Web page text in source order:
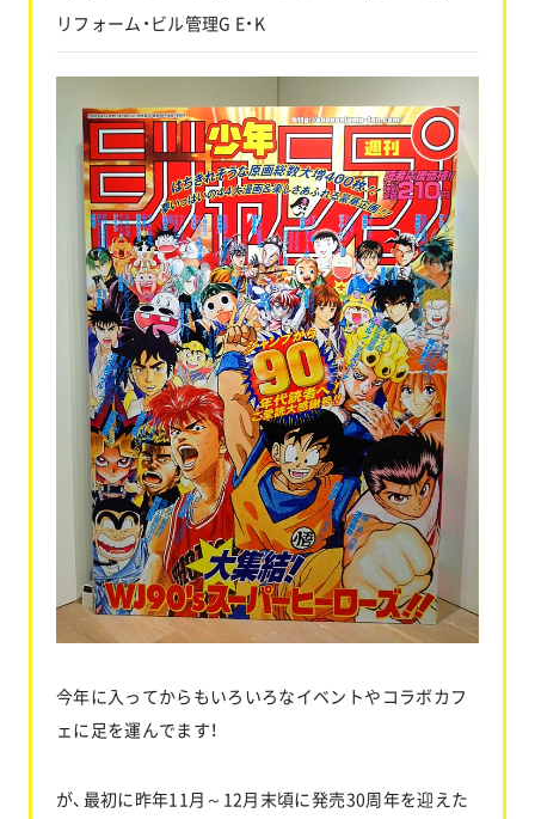
リフォーム・ビル管理G E・K
今年に入ってからもいろいろなイベントやコラボカフ
ェに足を運んでます！
が、最初に昨年11月～12月末頃に発売30周年を迎えた
キャラクター
沿革
関連企業
新着情報
ブログ
採用情報
お問い合わせ
協力業者公募